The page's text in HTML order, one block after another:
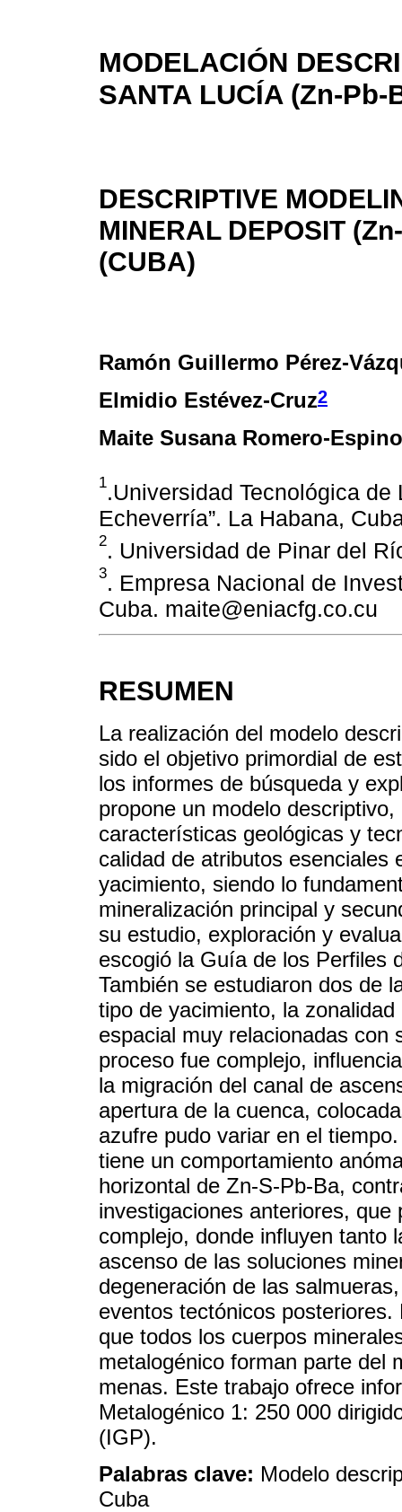
MODELACIÓN
SANTA LUCÍA (Zn-Pb-
DESCRIPTIVE
MINERAL DEPOSIT
(CUBA)
Ramón Guillermo Pérez-
Elmidio Estévez-Cruz2
Maite Susana Romero-
1.Universidad Tecnológica de
Echeverría”. La Habana,
2. Universidad de Pinar del
3. Empresa Nacional de
Cuba. maite@eniacfg.co.cu
RESUMEN
La realización del modelo
sido el objetivo primordial de
los informes de búsqueda y
propone un modelo
características geológicas y
calidad de atributos esenciales
yacimiento, siendo lo
mineralización principal y
su estudio, exploración y
escogió la Guía de los Perfiles
También se estudiaron dos de
tipo de yacimiento, la
espacial muy relacionadas con
proceso fue complejo,
la migración del canal de
apertura de la cuenca,
azufre pudo variar en el
tiene un comportamiento
horizontal de Zn-S-Pb-Ba,
investigaciones anteriores,
complejo, donde influyen tanto
ascenso de las soluciones
degeneración de las
eventos tectónicos
que todos los cuerpos
metalogénico forman parte del
menas. Este trabajo ofrece
Metalogénico 1: 250 000
(IGP).
Palabras clave: Modelo
Cuba